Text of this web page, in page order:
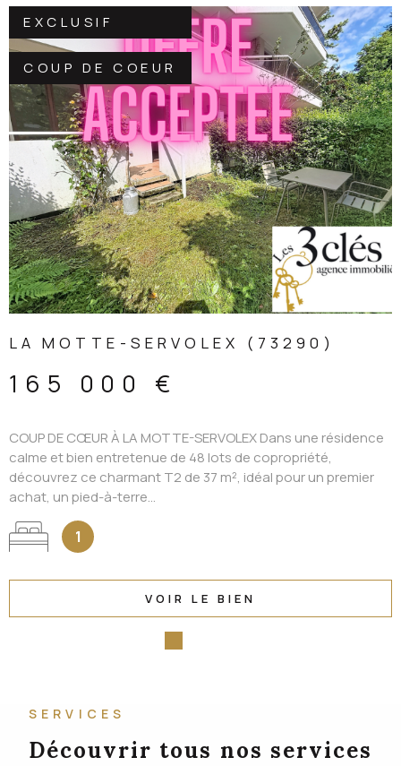
EXCLUSIF
COUP DE COEUR
LA MOTTE-SERVOLEX (73290)
165 000 €
COUP DE CŒUR À LA MOTTE-SERVOLEX Dans une résidence
calme et bien entretenue de 48 lots de copropriété,
découvrez ce charmant T2 de 37 m², idéal pour un premier
achat, un pied-à-terre...
1
VOIR LE BIEN
SERVICES
Découvrir tous nos services